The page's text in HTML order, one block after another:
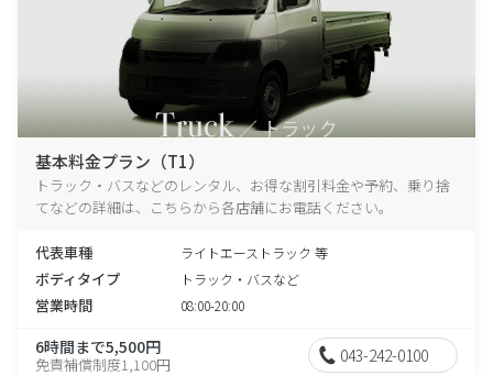
基本料金プラン（T1）
トラック・バスなどのレンタル、お得な割引料金や予約、乗り捨
てなどの詳細は、こちらから各店舗にお電話ください。
代表車種 ライトエーストラック 等
ボディタイプ トラック・バスなど
営業時間 08:00-20:00
6時間まで5,500円
免責補償制度1,100円 043-242-0100